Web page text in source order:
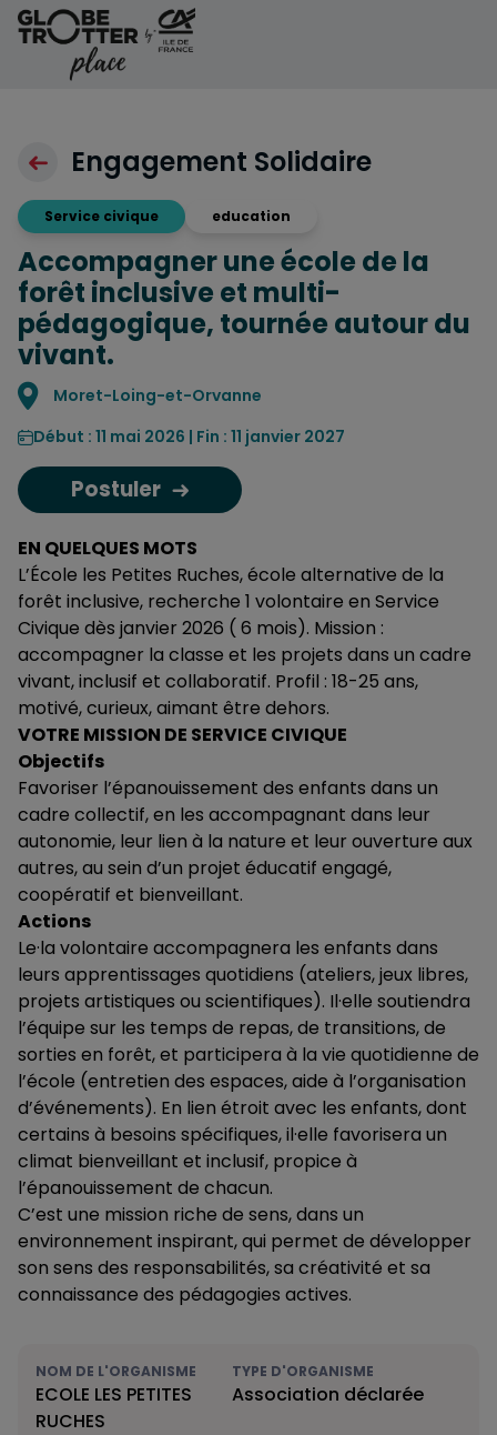
Aller au contenu
Engagement Solidaire
Service civique education
Accompagner une école de la
forêt inclusive et multi-
pédagogique, tournée autour du
vivant.
Localisation
Moret-Loing-et-Orvanne
Début : 11 mai 2026 | Fin : 11 janvier 2027
Postuler
EN QUELQUES MOTS
L’École les Petites Ruches, école alternative de la
forêt inclusive, recherche 1 volontaire en Service
Civique dès janvier 2026 ( 6 mois). Mission :
accompagner la classe et les projets dans un cadre
vivant, inclusif et collaboratif. Profil : 18-25 ans,
motivé, curieux, aimant être dehors.
VOTRE MISSION DE SERVICE CIVIQUE
Objectifs
Favoriser l’épanouissement des enfants dans un
cadre collectif, en les accompagnant dans leur
autonomie, leur lien à la nature et leur ouverture aux
autres, au sein d’un projet éducatif engagé,
coopératif et bienveillant.
Actions
Le·la volontaire accompagnera les enfants dans
leurs apprentissages quotidiens (ateliers, jeux libres,
projets artistiques ou scientifiques). Il·elle soutiendra
l’équipe sur les temps de repas, de transitions, de
sorties en forêt, et participera à la vie quotidienne de
l’école (entretien des espaces, aide à l’organisation
d’événements). En lien étroit avec les enfants, dont
certains à besoins spécifiques, il·elle favorisera un
climat bienveillant et inclusif, propice à
l’épanouissement de chacun.
C’est une mission riche de sens, dans un
environnement inspirant, qui permet de développer
son sens des responsabilités, sa créativité et sa
connaissance des pédagogies actives.
NOM DE L'ORGANISME
ECOLE LES PETITES
RUCHES
TYPE D'ORGANISME
Association déclarée